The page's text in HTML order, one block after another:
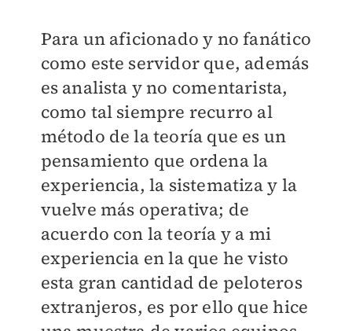
Para un aficionado y no fanático
como este servidor que, además
es analista y no comentarista,
como tal siempre recurro al
método de la teoría que es un
pensamiento que ordena la
experiencia, la sistematiza y la
vuelve más operativa; de
acuerdo con la teoría y a mi
experiencia en la que he visto
esta gran cantidad de peloteros
extranjeros, es por ello que hice